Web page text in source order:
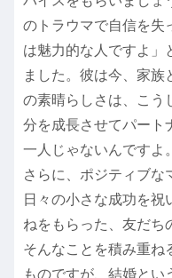
のトラウマで自信を失
は魅力的な人ですよ」
ました。彼は今、家
の素晴らしさは、こう
分を成長させてパート
一人じゃないんですよ。
さらに、ポジティブな
日々の小さな成功を祝
ねをもらった、友だち
そんなことを積み重ね
ものですが、結婚とい